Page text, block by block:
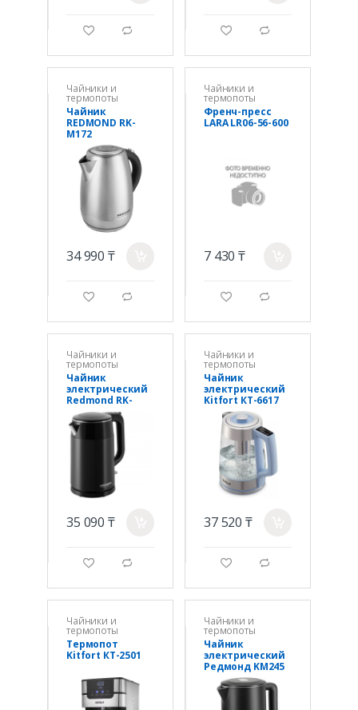
g d g d
Чайники и
термопоты
Чайник
REDMOND RK-
M172
34 990 ₸
g d
Чайники и
термопоты
Френч-пресс
LARA LR06-56-600
7 430 ₸
g d
Чайники и
термопоты
Чайник
электрический
Redmond RK-
M158 Черный
35 090 ₸
g d
Чайники и
термопоты
Чайник
электрический
Kitfort КТ-6617
37 520 ₸
g d
Чайники и
термопоты
Термопот
Kitfort КТ-2501
Чайники и
термопоты
Чайник
электрический
Редмонд KM245
Черный